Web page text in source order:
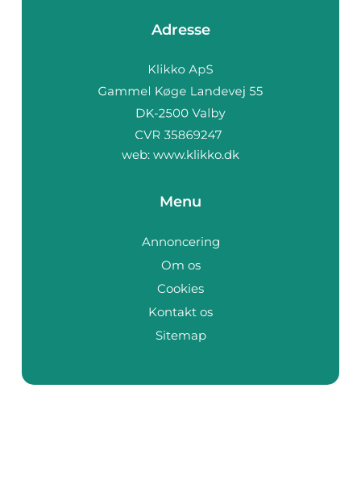
Adresse
web: www.klikko.dk
Menu
Annoncering
Om os
Cookies
Kontakt os
Sitemap